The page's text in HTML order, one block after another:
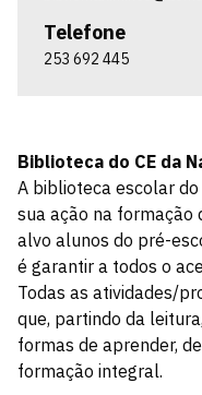
Telefone
253 692 445
Biblioteca do CE da
A biblioteca escolar
sua ação na formação
alvo alunos do pré-
é garantir a todos o
Todas as atividades/
que, partindo da
formas de aprender,
formação integral.